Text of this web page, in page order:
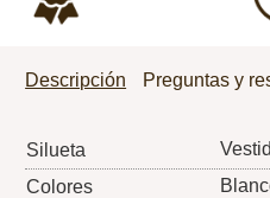
Descripción Preguntas y
Silueta
Colores